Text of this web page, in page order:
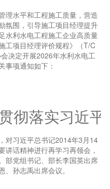
理水平和工程施工质量，营造
氛围，引导施工项目经理提升
水利水电工程施工企业高质量
工项目经理评价规程》（T/C
决定开展2026年水利水电工
事项通知如下：
彻落实习近
对习近平总书记2014年3月14
讲话精神进行再学习再领会，
部党组书记、部长李国英出席
孙志禹出席会议。